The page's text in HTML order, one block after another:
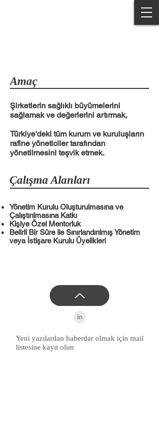
Amaç
Şirketlerin sağlıklı büyümelerini
sağlamak ve değerlerini artırmak,
Türkiye'deki tüm kurum ve kuruluşların
rafine yöneticiler tarafından
yönetilmesini teşvik etmek.
Çalışma Alanları
Yönetim Kurulu Oluşturulmasına ve
Çalıştırılmasına Katkı
Kişiye Özel Mentorluk
Belirli Bir Süre ile Sınırlandırılmış Yönetim
veya İstişare Kurulu Üyelikleri
Yeni yazılardan haberdar olmak için mail
listesine kayıt olun